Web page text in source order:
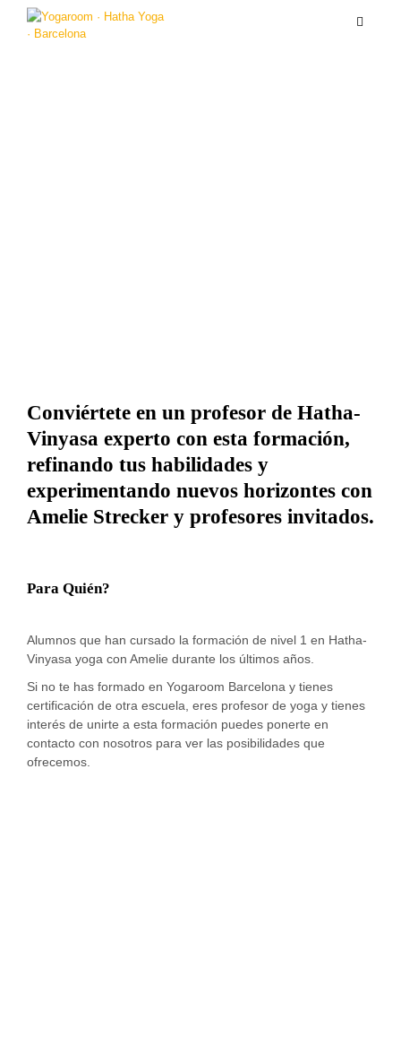
Conviértete en un profesor de Hatha-
Vinyasa experto con esta formación,
refinando tus habilidades y
experimentando nuevos horizontes con
Amelie Strecker y profesores invitados.
Para Quién?
Alumnos que han cursado la formación de nivel 1 en Hatha-
Vinyasa yoga con Amelie durante los últimos años.
Si no te has formado en Yogaroom Barcelona y tienes
certificación de otra escuela, eres profesor de yoga y tienes
interés de unirte a esta formación puedes ponerte en
contacto con nosotros para ver las posibilidades que
ofrecemos.